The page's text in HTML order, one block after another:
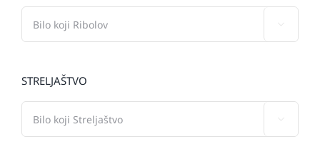
STRELJAŠTVO